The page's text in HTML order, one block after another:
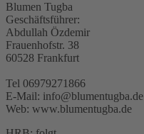
Blumen Tugba
Geschäftsführer:
Abdullah Özdemir
Frauenhofstr. 38
60528 Frankfurt
Tel 06979271866
E-Mail: info@blumentugba.de
Web: www.blumentugba.de